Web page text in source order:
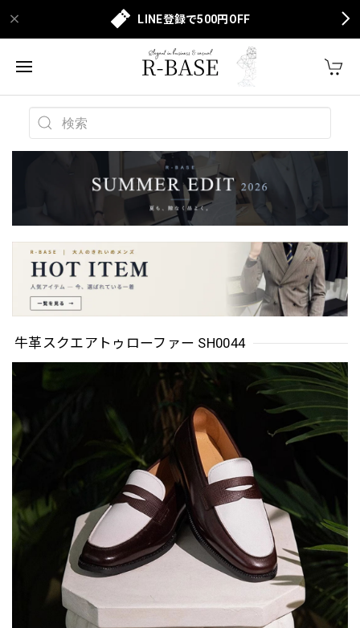
LINE登録で500円OFF
牛革スクエアトゥローファー SH0044